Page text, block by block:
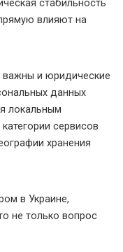
стабильность
влияют на
важны и юридические
данных
локальным
сервисов
хранения
в Украине,
не только вопрос